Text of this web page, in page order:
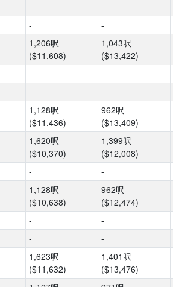
- -
- -
1,206呎
($11,608)
1,043呎
($13,422)
- -
- -
1,128呎
($11,436)
962呎
($13,409)
1,620呎
($10,370)
1,399呎
($12,008)
- -
1,128呎
($10,638)
962呎
($12,474)
- -
- -
1,623呎
($11,632)
1,401呎
($13,476)